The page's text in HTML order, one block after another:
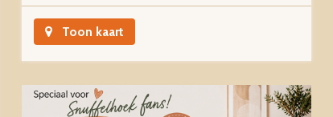
Toon kaart